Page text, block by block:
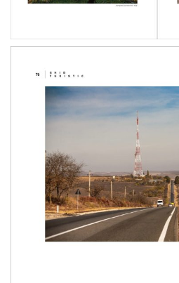
Investițional
Cimișlia
Parcul
Cimișlia
Platforma
Industrială
Multifuncțională